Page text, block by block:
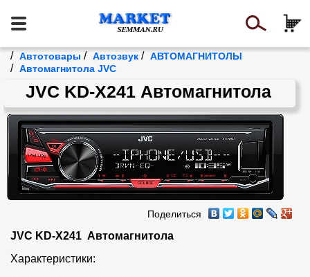
/ Автотовары / Автозвук / АВТОМАГНИТОЛЫ
/ Автомагнитола JVC
JVC KD-X241 Автомагнитола
Поделиться
JVC KD-X241  Автомагнитола
Характеристики: